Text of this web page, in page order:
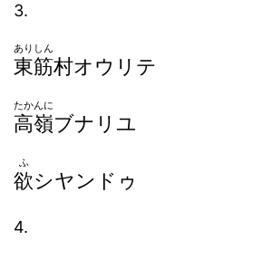
3.
東筋
ありしん
村オウリテ
高嶺
たかんに
ブナリユ
欲
ふ
シヤンドゥ
4.